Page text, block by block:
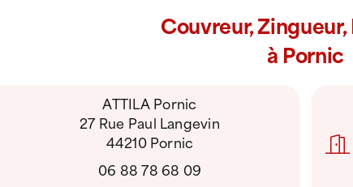
Couvreur,
à Pornic
ATTILA Pornic
27 Rue Paul Langevin
44210 Pornic
06 88 78 68 09